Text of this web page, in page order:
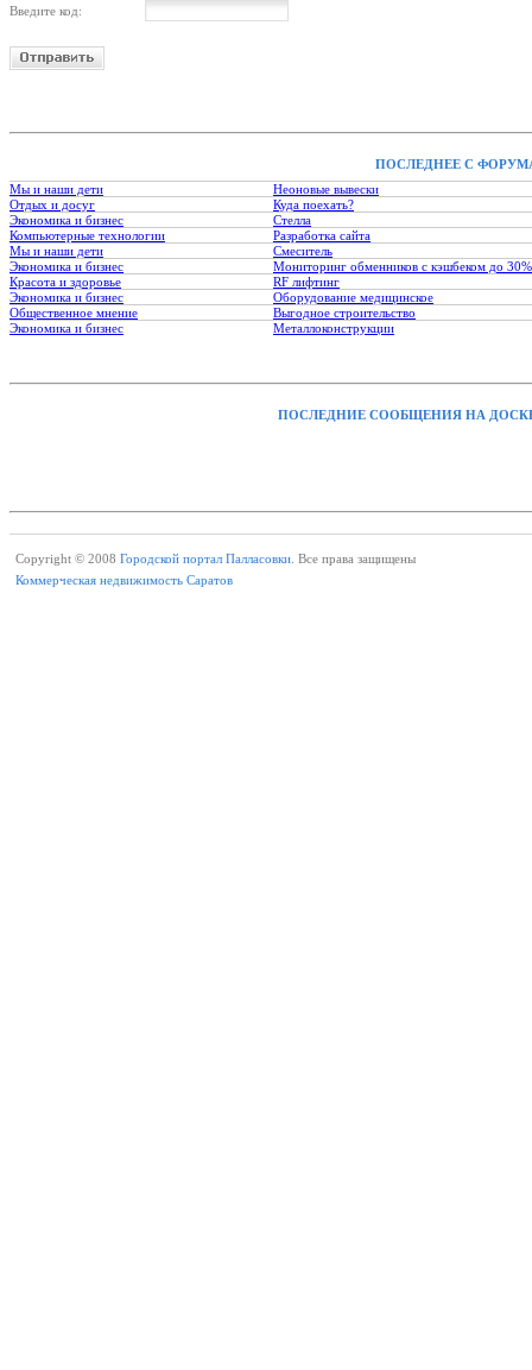
Введите код:
ПОСЛЕДНЕЕ С
Мы и наши дети
Неоновые вывески
Отдых и досуг
Куда поехать?
Экономика и бизнес
Стелла
Компьютерные технологии
Разработка сайта
Мы и наши дети
Смеситель
Экономика и бизнес
Мониторинг обменников с кэшбеком до 30%
Красота и здоровье
RF лифтинг
Экономика и бизнес
Оборудование медицинское
Общественное мнение
Выгодное строительство
Экономика и бизнес
Металлоконструкции
ПОСЛЕДНИЕ СООБЩЕНИЯ НА
Copyright © 2008 Городской портал Палласовки. Все права защищены
Коммерческая недвижимость Саратов